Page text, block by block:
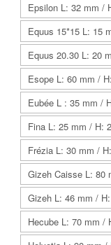
Epsilon L: 32 mm /
Equus 15*15 L: 15
Equus 20.30 L: 20
Esope L: 60 mm /
Eubée L : 35 mm /
Fina L: 25 mm / H:
Frézia L: 30 mm /
Gizeh Caisse L: 80
Gizeh L: 46 mm /
Hecube L: 70 mm /